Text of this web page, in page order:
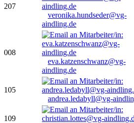
207
veronika.hundseder@vg-
aindling.de
008
eva.katzenschwanz@vg-
aindling.de
105
andrea.ledabyll@vg-
109